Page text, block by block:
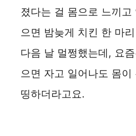
졌다는 걸 몸으로 느끼
으면 밤늦게 치킨 한 마
다음 날 멀쩡했는데, 요
으면 자고 일어나도 몸이
띵하더라고요.